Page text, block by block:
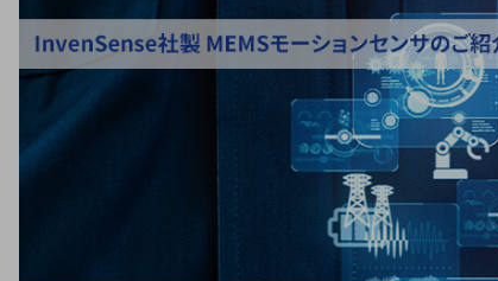
トップメッセージ
拠点一覧
経営方針
トップメッセージ
コーポレートガバナンス
事業等のリスク
ディスクロージャー・ポリシー
TOPメッセージ・サステナビ
ティ基本方針
ガバナンス
ICT
特
アルファ